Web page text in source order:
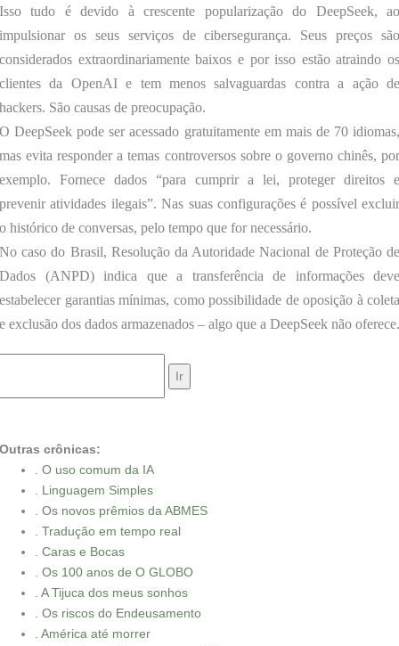
Isso tudo é devido à crescente popularização do DeepSeek, ao
impulsionar os seus serviços de cibersegurança. Seus preços são
considerados extraordinariamente baixos e por isso estão atraindo os
clientes da OpenAI e tem menos salvaguardas contra a ação de
hackers. São causas de preocupação.
O DeepSeek pode ser acessado gratuitamente em mais de 70 idiomas,
mas evita responder a temas controversos sobre o governo chinês, por
exemplo. Fornece dados “para cumprir a lei, proteger direitos e
prevenir atividades ilegais”. Nas suas configurações é possível excluir
o histórico de conversas, pelo tempo que for necessário.
No caso do Brasil, Resolução da Autoridade Nacional de Proteção de
Dados (ANPD) indica que a transferência de informações deve
estabelecer garantias mínimas, como possibilidade de oposição à coleta
e exclusão dos dados armazenados – algo que a DeepSeek não oferece.
Outras crônicas:
. O uso comum da IA
. Linguagem Simples
. Os novos prêmios da ABMES
. Tradução em tempo real
. Caras e Bocas
. Os 100 anos de O GLOBO
. A Tijuca dos meus sonhos
. Os riscos do Endeusamento
. América até morrer